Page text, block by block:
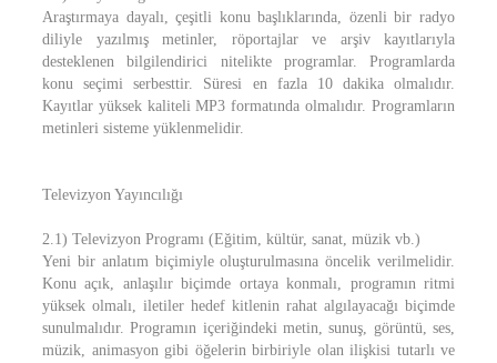
Araştırmaya dayalı, çeşitli konu başlıklarında, özenli bir radyo
diliyle yazılmış metinler, röportajlar ve arşiv kayıtlarıyla
desteklenen bilgilendirici nitelikte programlar. Programlarda
konu seçimi serbesttir. Süresi en fazla 10 dakika olmalıdır.
Kayıtlar yüksek kaliteli MP3 formatında olmalıdır. Programların
metinleri sisteme yüklenmelidir.
Televizyon Yayıncılığı
2.1) Televizyon Programı (Eğitim, kültür, sanat, müzik vb.)
Yeni bir anlatım biçimiyle oluşturulmasına öncelik verilmelidir.
Konu açık, anlaşılır biçimde ortaya konmalı, programın ritmi
yüksek olmalı, iletiler hedef kitlenin rahat algılayacağı biçimde
sunulmalıdır. Programın içeriğindeki metin, sunuş, görüntü, ses,
müzik, animasyon gibi öğelerin birbiriyle olan ilişkisi tutarlı ve